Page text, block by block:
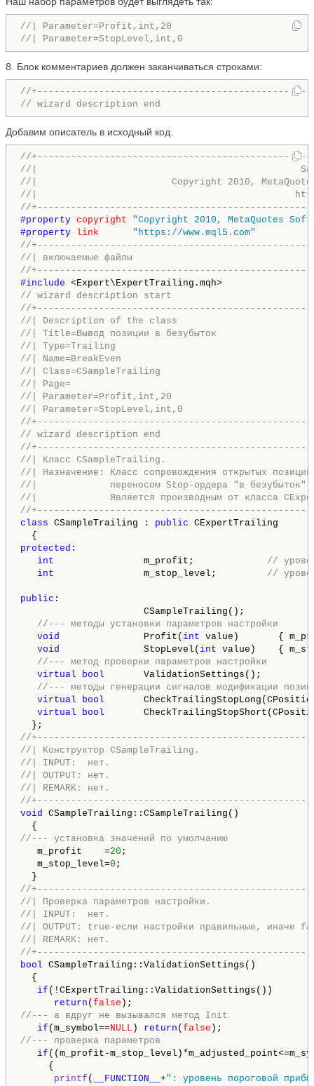
//| Parameter=Profit,int,20
//| Parameter=StopLevel,int,0
8. Блок комментариев должен заканчиваться строками:
//
// wizard description end
Добавим описатель в исходный код.
//
//|
//|                        Copyright 2010,
//|
//
#property copyright
"Copyright 2010, MetaQuotes
#property link
"https://www.mql5.com"
//
//| включаемые файлы
//
#include
// wizard description start
//
//| Description of the class
//| Title=Вывод позиции в безубыток
//| Type=Trailing
//| Name=BreakEven
//| Class=CSampleTrailing
//| Page=
//| Parameter=Profit,int,20
//| Parameter=StopLevel,int,0
//
// wizard description end
//
//| Класс CSampleTrailing.
//| Назначение: Класс сопровождения открытых позиций
//|             переносом Stop-ордера "в безубыток".
//|             Является производным от класса
//
class CSampleTrailing : public CExpertTrailing
protected :
int m_profit; //
int m_stop_level; //
public :
CSampleTrailing();
//--- методы установки параметров настройки
void
Profit( int value)       {
void
StopLevel( int value)    {
//--- метод проверки параметров настройки
virtual
bool ValidationSettings();
//--- методы генерации сигналов модификации
virtual
bool
virtual
bool
//
//| Конструктор CSampleTrailing.
//| INPUT:  нет.
//| OUTPUT: нет.
//| REMARK: нет.
//
void
CSampleTrailing::CSampleTrailing()
//--- установка значений по умолчанию
m_profit    =20 ;
m_stop_level=0 ;
//
//| Проверка параметров настройки.
//| INPUT:  нет.
//| OUTPUT: true-если настройки правильные, иначе
//| REMARK: нет.
//
bool CSampleTrailing::ValidationSettings()
{
if (!CExpertTrailing::ValidationSettings())
return ( false
//--- а вдруг не вызывался метод Init
if (m_symbol== NULL ) return ( false
//--- проверка параметров
if ((m_profit-
{
printf ( __FUNCTION__ +": уровень пороговой